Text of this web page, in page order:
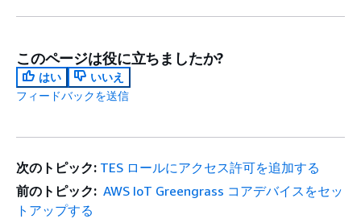
このページは役に立ちましたか?
はい
いいえ
フィードバックを送信
次のトピック: TES ロールにアクセス許可を追加する
前のトピック: AWS IoT Greengrass コアデバイスをセッ
トアップする